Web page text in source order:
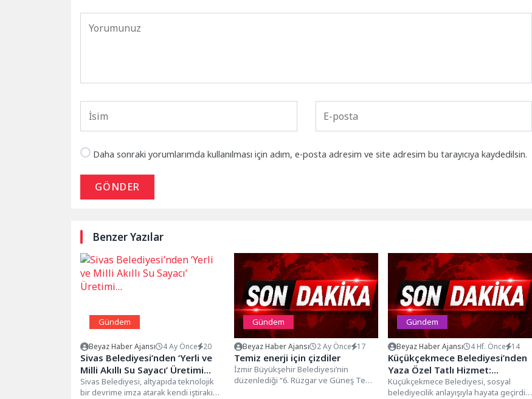
Daha sonraki yorumlarımda kullanılması için adım, e-posta adresim ve site adresim bu tarayıcıya kaydedilsin.
GÖNDER
Benzer Yazılar
Gündem
Beyaz Haber Ajansı 4 Ay Önce 20
Sivas Belediyesi’nden ‘Yerli ve
Milli Akıllı Su Sayacı’ Üretimi…
Sivas Belediyesi, altyapıda teknolojik
bir devrime imza atarak kendi iştiraki
Gündem
Beyaz Haber Ajansı 2 Ay Önce 17
Temiz enerji için çizdiler
İzmir Büyükşehir Belediyesi’nin
düzenlediği “6. Rüzgar ve Güneş Temiz
Gündem
Beyaz Haber Ajansı 4 Hf. Önce 14
Küçükçekmece Belediyesi’nden
Yaza Özel Tatlı Hizmet:
“Külah’ta” Hizmete Açıldı
Küçükçekmece Belediyesi, sosyal
belediyecilik anlayışıyla hayata geçirdiği